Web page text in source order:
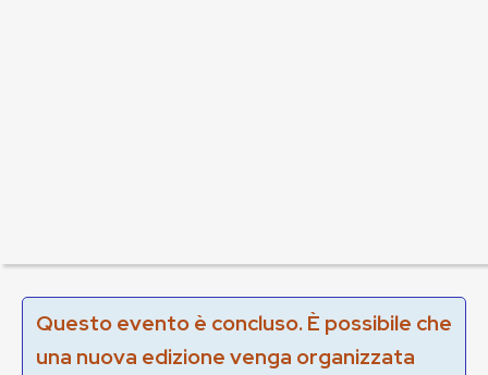
Questo evento è concluso. È possibile che
una nuova edizione venga organizzata